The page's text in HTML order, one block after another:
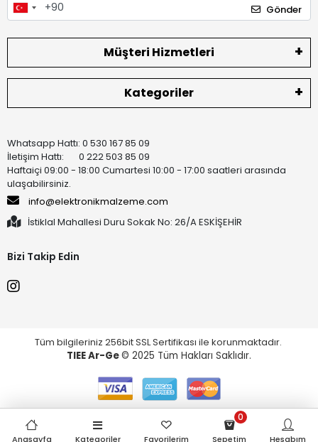
Gönder
Müşteri Hizmetleri
Kategoriler
Whatsapp Hattı: 0 530 167 85 09
İletişim Hattı: 0 222 503 85 09
Haftaiçi 09:00 - 18:00 Cumartesi 10:00 - 17:00 saatleri arasında
ulaşabilirsiniz.
info@elektronikmalzeme.com
İstiklal Mahallesi Duru Sokak No: 26/A ESKİŞEHİR
Bizi Takip Edin
Tüm bilgileriniz 256bit SSL Sertifikası ile korunmaktadır.
TIEE Ar-Ge© 2025 Tüm Hakları Saklıdır.
Anasayfa Kategoriler Favorilerim Sepetim
0
Hesabım